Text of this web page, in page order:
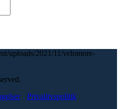
Privatlivspolitik